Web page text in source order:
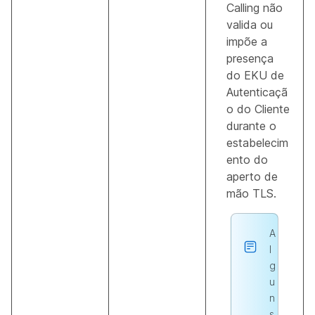
Calling não
valida ou
impõe a
presença
do EKU de
Autenticaçã
o do Cliente
durante o
estabelecim
ento do
aperto de
mão TLS.
A
l
g
u
n